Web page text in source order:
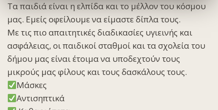
Τα παιδιά είναι η ελπίδα και το μέλλον του κόσμου
μας. Εμείς οφείλουμε να είμαστε δίπλα τους.
Με τις πιο απαιτητικές διαδικασίες υγιεινής και
ασφάλειας, οι παιδικοί σταθμοί και τα σχολεία του
δήμου μας είναι έτοιμα να υποδεχτούν τους
μικρούς μας φίλους και τους δασκάλους τους.
Μάσκες
Αντισηπτικά